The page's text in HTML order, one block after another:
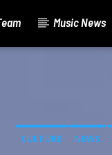
Music News
CULTURE NEWS